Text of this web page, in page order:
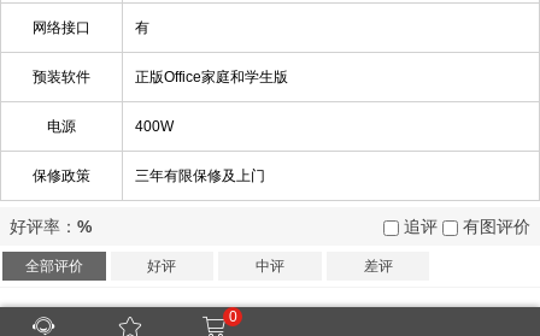
网络接口 有
预装软件 正版Office家庭和学生版
电源 400W
保修政策 三年有限保修及上门
好评率： % 追评 有图评价
全部评价 好评 中评 差评
0